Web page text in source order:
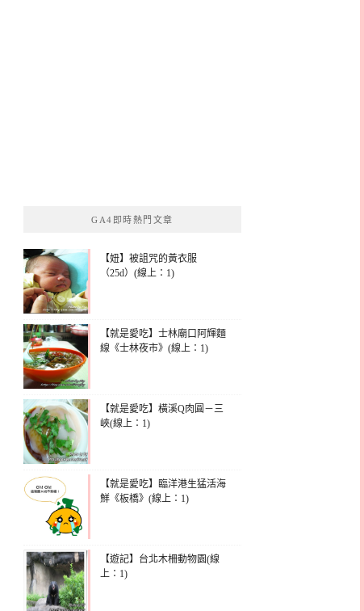
GA4即時熱門文章
【妞】被詛咒的黃衣服
（25d）(線上：1)
【就是愛吃】士林廟口阿輝麵
線《士林夜市》(線上：1)
【就是愛吃】橫溪Q肉圓－三
峽(線上：1)
【就是愛吃】臨洋港生猛活海
鮮《板橋》(線上：1)
【遊記】台北木柵動物園(線
上：1)